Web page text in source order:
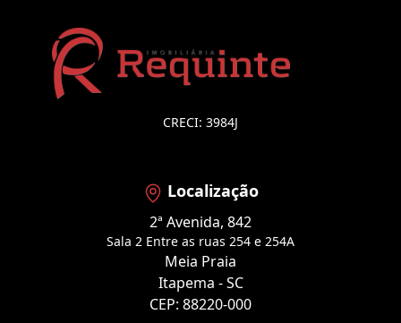
CRECI: 3984J
Localização
2ª Avenida, 842
Sala 2 Entre as ruas 254 e 254A
Meia Praia
Itapema - SC
CEP: 88220-000